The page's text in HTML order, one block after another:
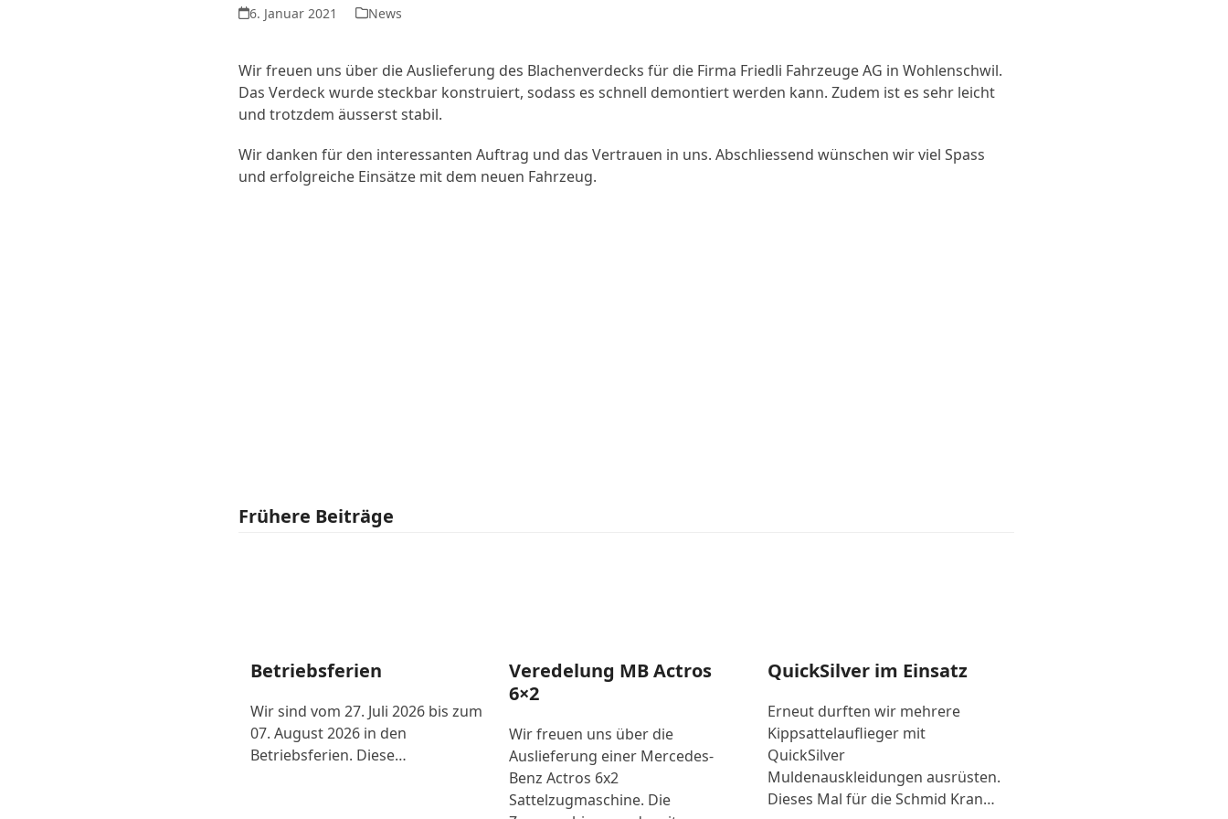
6. Januar 2021 News
Wir freuen uns über die Auslieferung des Blachenverdecks für die Firma Friedli Fahrzeuge AG in Wohlenschwil.
Das Verdeck wurde steckbar konstruiert, sodass es schnell demontiert werden kann. Zudem ist es sehr leicht
und trotzdem äusserst stabil.
Wir danken für den interessanten Auftrag und das Vertrauen in uns. Abschliessend wünschen wir viel Spass
und erfolgreiche Einsätze mit dem neuen Fahrzeug.
Frühere Beiträge
Betriebsferien
Wir sind vom 27. Juli 2026 bis zum
07. August 2026 in den
Betriebsferien. Diese…
Veredelung MB Actros
6×2
Wir freuen uns über die
Auslieferung einer Mercedes-
Benz Actros 6x2
Sattelzugmaschine. Die
QuickSilver im Einsatz
Erneut durften wir mehrere
Kippsattelauflieger mit
QuickSilver
Muldenauskleidungen ausrüsten.
Dieses Mal für die Schmid Kran…